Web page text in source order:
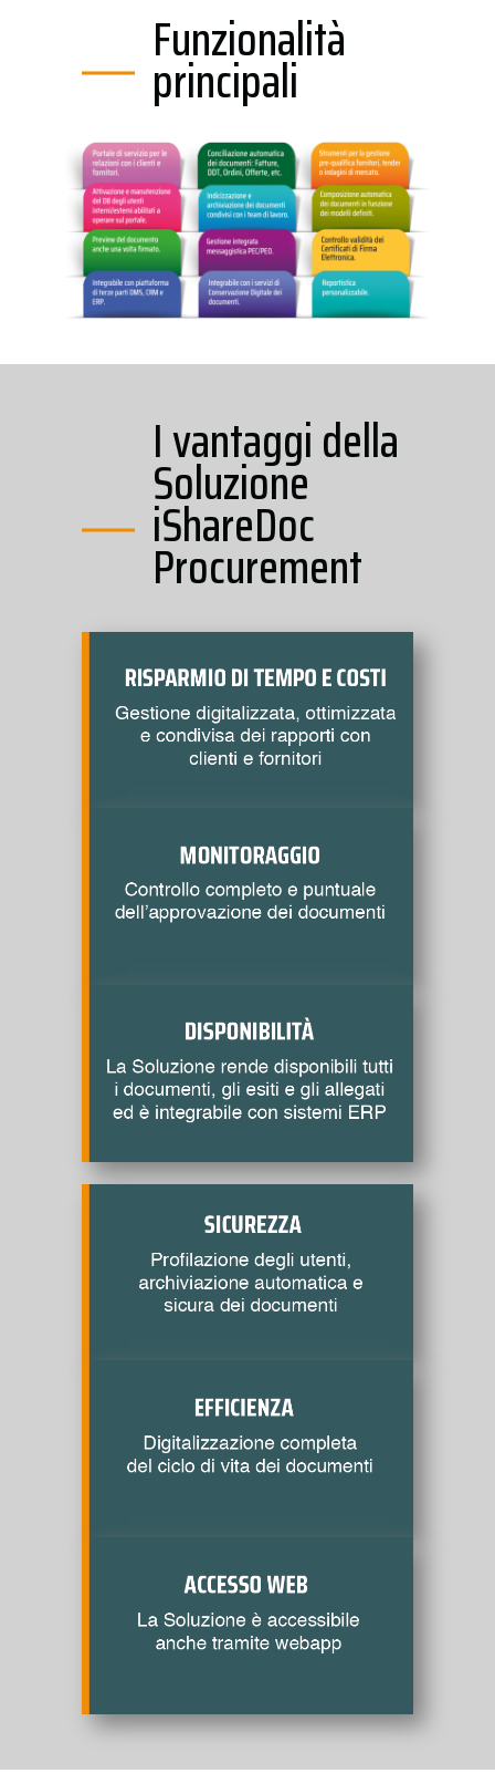
Funzionalità
principali
I vantaggi della
Soluzione
iShareDoc
Procurement